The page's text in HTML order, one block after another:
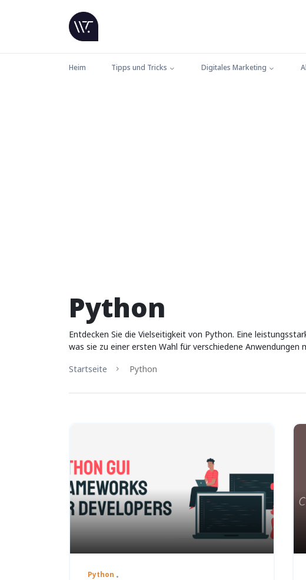
Heim Tipps und Tricks Digitales Marketing
Python
Entdecken Sie die Vielseitigkeit von Python. Eine
was sie zu einer ersten Wahl für verschiedene Anwendungen
Startseite
Python
Python